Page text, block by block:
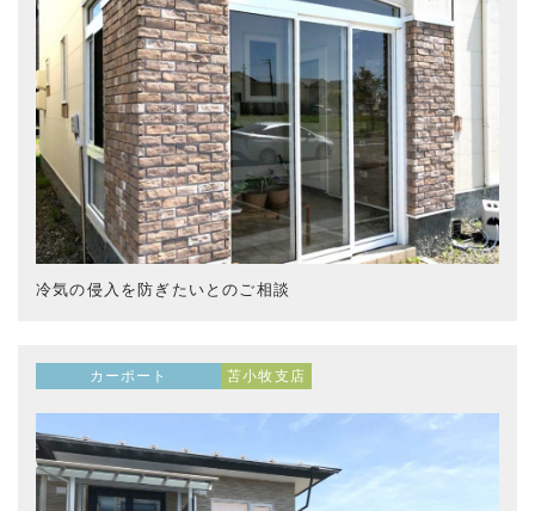
冷気の侵入を防ぎたいとのご相談
カーポート 苫小牧支店